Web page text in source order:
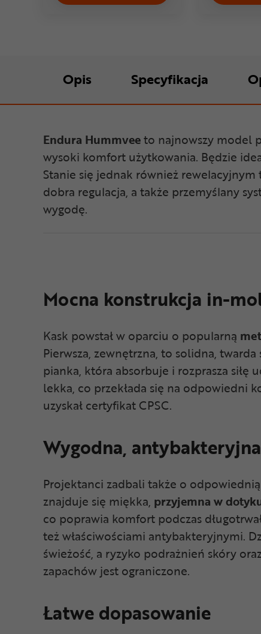
Opis Specyfikacja
Endura Hummveeto najnowszy model
wysoki komfort użytkowania. Będzie
Stanie się jednak również
dobra regulacja, a także przemyślany
wygodę.
Mocna konstrukcja in-
Kask powstał w oparciu o popularną
Pierwsza, zewnętrzna, to solidna,
pianka, która absorbuje i rozprasza siłę
lekka, co przekłada się na odpowiedni
uzyskał certyfikat CPSC.
Wygodna,
Projektanci zadbali także o
znajduje się miękka, przyjemna w
co poprawia komfort podczas
też właściwościami antybakteryjnymi.
świeżość, a ryzyko podrażnień skóry
zapachów jest ograniczone.
Łatwe dopasowanie